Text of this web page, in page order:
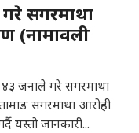
सगरमाथा
(नामावली
जनाले गरे सगरमाथा
सगरमाथा आरोही
यस्तो जानकारी...